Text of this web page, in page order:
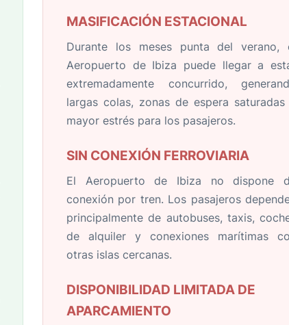
MASIFICACIÓN ESTACIONAL
Durante los meses punta del verano,
Aeropuerto de Ibiza puede llegar a
extremadamente concurrido,
largas colas, zonas de espera
mayor estrés para los pasajeros.
SIN CONEXIÓN FERROVIARIA
El Aeropuerto de Ibiza no dispone
conexión por tren. Los pasajeros
principalmente de autobuses, taxis,
de alquiler y conexiones marítimas
otras islas cercanas.
DISPONIBILIDAD LIMITADA DE
APARCAMIENTO